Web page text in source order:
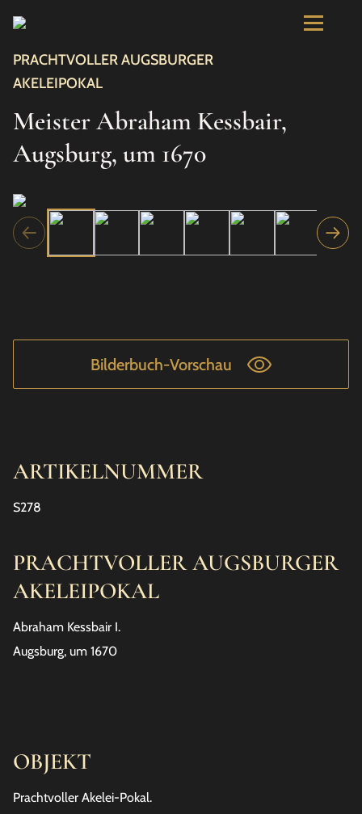
PRACHTVOLLER AUGSBURGER
AKELEIPOKAL
Meister Abraham Kessbair,
Augsburg, um 1670
OBJEKT
Prachtvoller Akelei-Pokal.
Bilderbuch-Vorschau
ARTIKELNUMMER
S278
PRACHTVOLLER AUGSBURGER
AKELEIPOKAL
Abraham Kessbair I.
Augsburg, um 1670